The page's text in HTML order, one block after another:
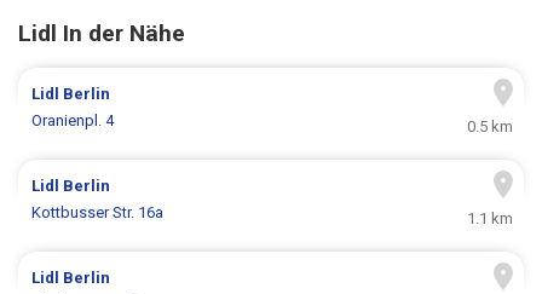
Lidl In der Nähe
Lidl Berlin
Oranienpl. 4
0.5 km
Lidl Berlin
Kottbusser Str. 16a
1.1 km
Lidl Berlin